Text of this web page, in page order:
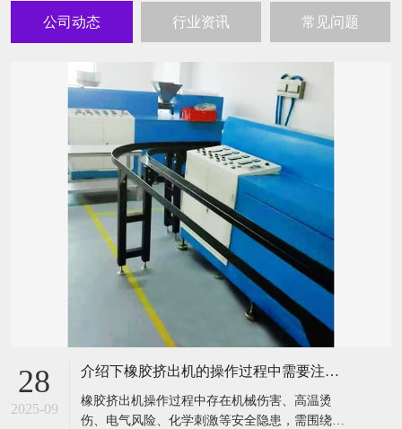
公司动态 行业资讯 常见问题
28
2025-09
介绍下橡胶挤出机的操作过程中需要注意哪些安全事项？
​橡胶挤出机操作过程中存在机械伤害、高温烫
伤、电气风险、化学刺激等安全隐患，需围绕